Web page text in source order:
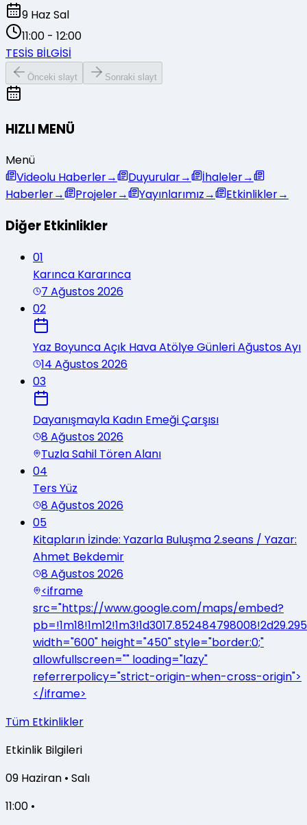
9 Haz Sal
11:00 - 12:00
TESİS BİLGİSİ
Önceki slayt Sonraki slayt
HIZLI MENÜ
Menü
Videolu Haberler→ Duyurular→ İhaleler→
Haberler→ Projeler→ Yayınlarımız→ Etkinlikler→
Diğer Etkinlikler
01
Karınca Kararınca
7 Ağustos 2026
02
Yaz Boyunca Açık Hava Atölye Günleri Ağustos Ayı
14 Ağustos 2026
03
Dayanışmayla Kadın Emeği Çarşısı
8 Ağustos 2026
Tuzla Sahil Tören Alanı
04
Ters Yüz
8 Ağustos 2026
05
Kitapların İzinde: Yazarla Buluşma 2.seans / Yazar:
Ahmet Bekdemir
8 Ağustos 2026
<iframe
src="https://www.google.com/maps/embed?
width="600" height="450" style="border:0;"
allowfullscreen="" loading="lazy"
referrerpolicy="strict-origin-when-cross-origin">
</iframe>
Tüm Etkinlikler
Etkinlik Bilgileri
09 Haziran • Salı
11:00 •